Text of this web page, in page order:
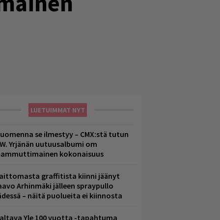
LUETUIMMAT NYT
se ilmestyy – CMX:stä tutun
Yrjänän uutuusalbumi om
kokonaisuus
graffitista kiinni jäänyt
Arhinmäki jälleen spraypullo
– näitä puolueita ei kiinnosta
Yle 100 vuotta -tapahtuma